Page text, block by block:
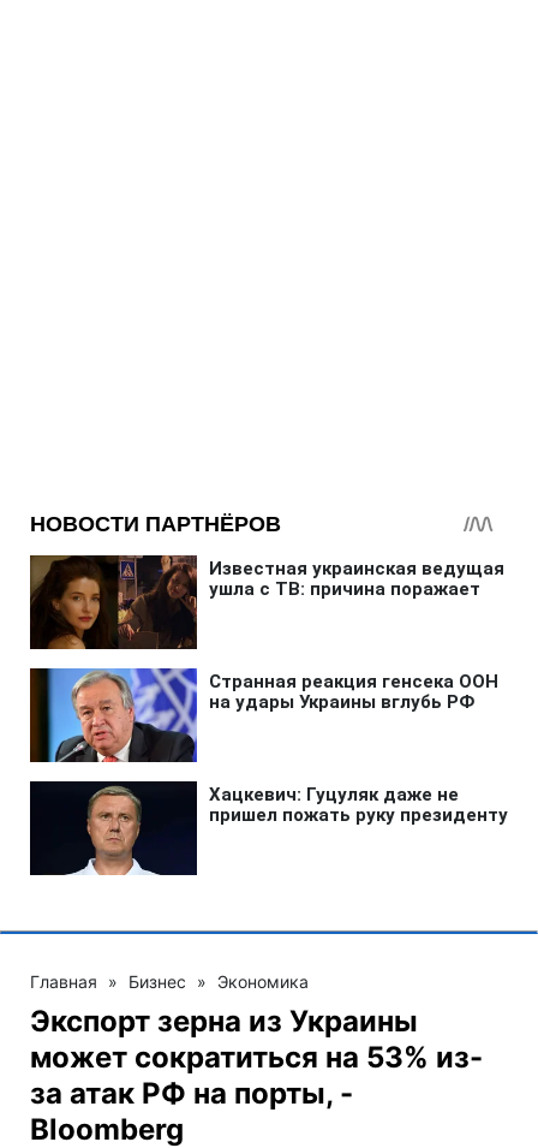
Главная » Бизнес » Экономика
Экспорт зерна из Украины
может сократиться на 53% из-
за атак РФ на порты, -
Bloomberg